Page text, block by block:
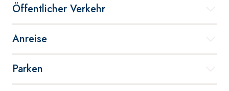
Öffentlicher Verkehr
Anreise
Parken